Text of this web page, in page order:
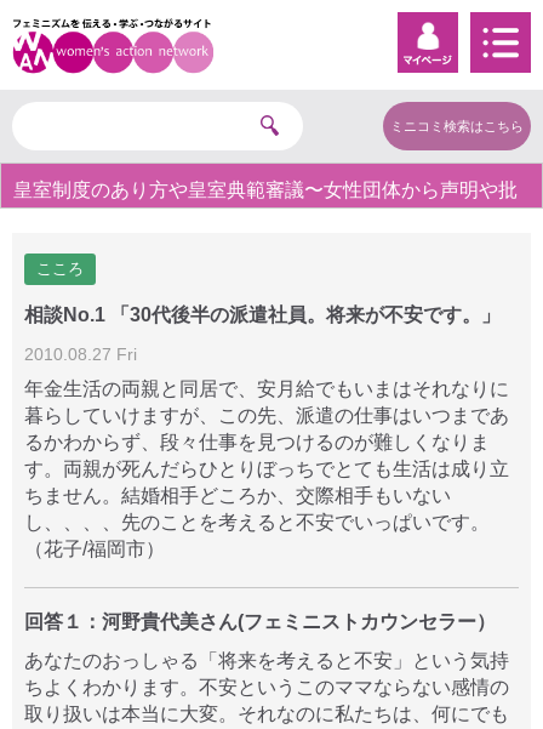
ミニコミ検索はこちら
皇室制度のあり方や皇室典範審議〜女性団体から声明や批
こころ
相談No.1 「30代後半の派遣社員。将来が不安です。」
2010.08.27 Fri
年金生活の両親と同居で、安月給でもいまはそれなりに
暮らしていけますが、この先、派遣の仕事はいつまであ
るかわからず、段々仕事を見つけるのが難しくなりま
す。両親が死んだらひとりぼっちでとても生活は成り立
ちません。結婚相手どころか、交際相手もいない
し、、、、先のことを考えると不安でいっぱいです。
（花子/福岡市）
回答１：河野貴代美さん(フェミニストカウンセラー）
あなたのおっしゃる「将来を考えると不安」という気持
ちよくわかります。不安というこのママならない感情の
取り扱いは本当に大変。それなのに私たちは、何にでも